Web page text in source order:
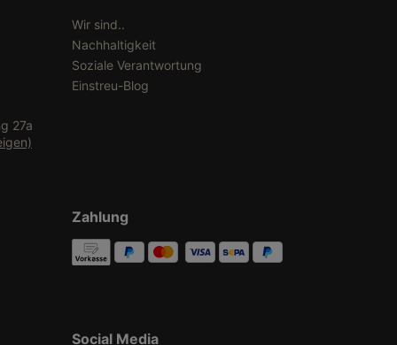
27a
Wir sind..
Nachhaltigkeit
Soziale Verantwortung
Einstreu-Blog
Zahlung
Social Media